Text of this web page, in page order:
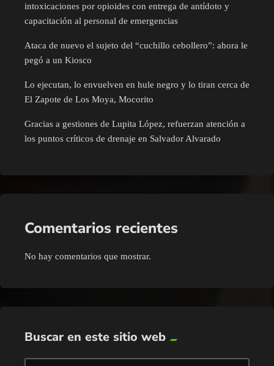
intoxicaciones por opioides con entrega de antídoto y
capacitación al personal de emergencias
Ataca de nuevo el sujeto del “cuchillo cebollero”: ahora le
pegó a un Kiosco
Lo ejecutan, lo envuelven en hule negro y lo tiran cerca de
El Zapote de Los Moya, Mocorito
Gracias a gestiones de Lupita López, refuerzan atención a
los puntos críticos de drenaje en Salvador Alvarado
Comentarios recientes
No hay comentarios que mostrar.
Buscar en este sitio web